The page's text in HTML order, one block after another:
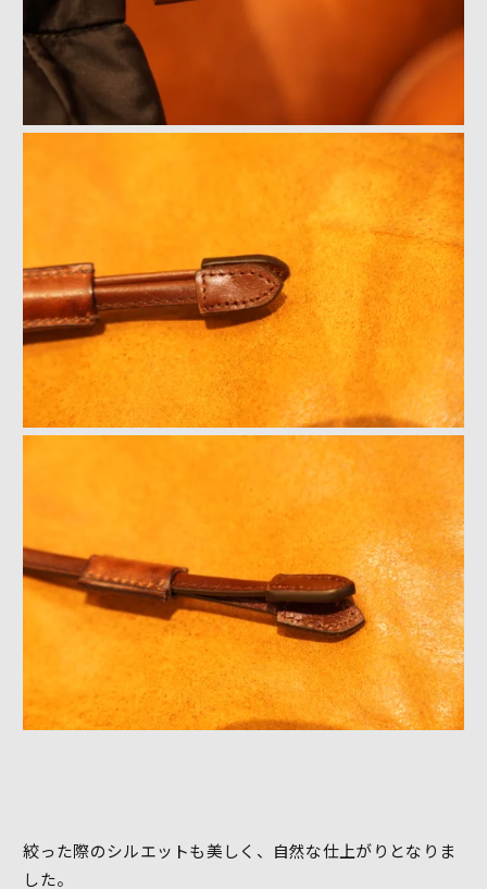
絞った際のシルエットも美しく、自然な仕上がりとなりま
した。